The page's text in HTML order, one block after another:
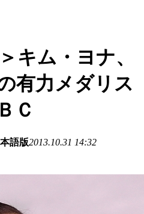
キム・ヨナ、
有力メダリス
Ｃ
語版2013.10.31 14:32